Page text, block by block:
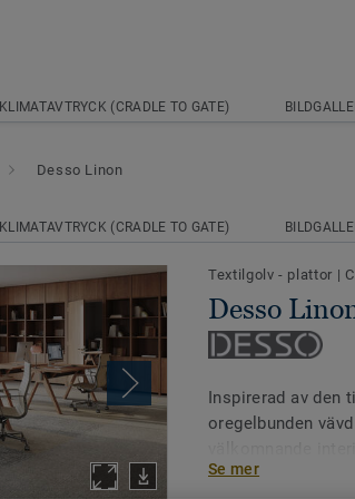
KLIMATAVTRYCK (CRADLE TO GATE)
Desso Linon
KLIMATAVTRYCK (CRADLE TO GATE)
Textilgolv - plattor |
Desso
Inspirerad av den
oregelbunden
kontoret.
Se mer